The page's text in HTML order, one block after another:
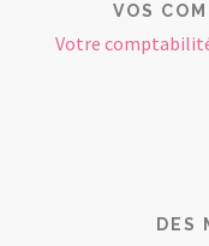
VOS
Votre
DES